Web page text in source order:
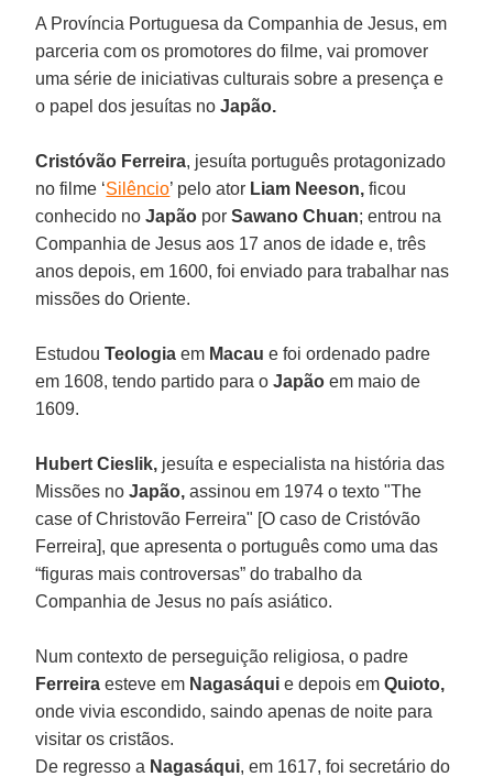
A Província Portuguesa da Companhia de Jesus, em
parceria com os promotores do filme, vai promover
uma série de iniciativas culturais sobre a presença e
o papel dos jesuítas noJapão.
Cristóvão Ferreira, jesuíta português protagonizado
no filme ‘Silêncio’ pelo ator Liam Neeson, ficou
conhecido noJapão porSawano Chuan; entrou na
Companhia de Jesus aos 17 anos de idade e, três
anos depois, em 1600, foi enviado para trabalhar nas
missões do Oriente.
EstudouTeologia em Macau e foi ordenado padre
em 1608, tendo partido para oJapão em maio de
1609.
Hubert Cieslik, jesuíta e especialista na história das
Missões noJapão, assinou em 1974 o texto "The
case of Christovão Ferreira" [O caso de Cristóvão
Ferreira], que apresenta o português como uma das
“figuras mais controversas” do trabalho da
Companhia de Jesus no país asiático.
Num contexto de perseguição religiosa, o padre
Ferreira esteve em Nagasáqui e depois emQuioto,
onde vivia escondido, saindo apenas de noite para
visitar os cristãos.
De regresso a Nagasáqui, em 1617, foi secretário do